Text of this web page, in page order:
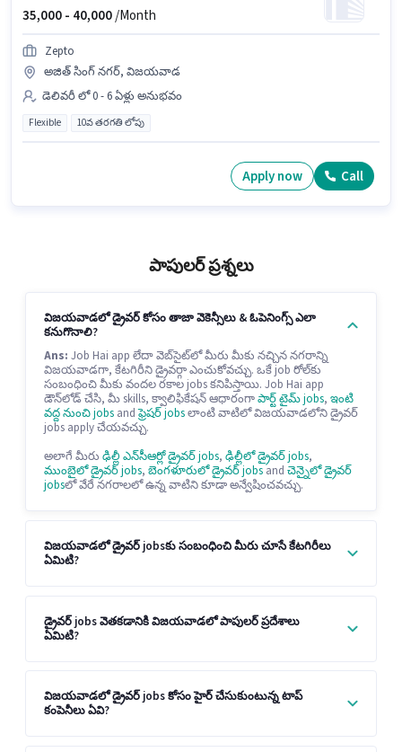
35,000 - 40,000/Month
Zepto
అజిత్ సింగ్ నగర్, విజయవాడ
డెలివరీ లో 0 - 6 ఏళ్లు అనుభవం
Flexible 10వ తరగతి లోపు
Apply now Call
పాపులర్ ప్రశ్నలు
విజయవాడలో డ్రైవర్ కోసం తాజా వెకెన్సీలు & ఓపెనింగ్స్ ఎలా
కనుగొనాలి?
Ans: Job Hai app లేదా వెబ్‌సైట్‌లో మీరు మీకు నచ్చిన నగరాన్ని
విజయవాడగా, కేటగిరీని డ్రైవర్గా ఎంచుకోవచ్చు. ఒకే job రోల్‌కు
సంబంధించి మీకు వందల రకాల jobs కనిపిస్తాయి. Job Hai app
డౌన్‌లోడ్ చేసి, మీ skills, క్వాలిఫికేషన్ ఆధారంగాపార్ట్ టైమ్ jobs, ఇంటి
వద్ద నుంచి jobs andఫ్రెషర్ jobsలాంటి వాటిలో విజయవాడలోని డ్రైవర్
jobs apply చేయవచ్చు.
అలాగే మీరు ఢిల్లీ ఎన్‌సీఆర్లో డ్రైవర్ jobs, ఢిల్లీలో డ్రైవర్ jobs,
ముంబైలో డ్రైవర్ jobs, బెంగళూరులో డ్రైవర్ jobs and చెన్నైలో డ్రైవర్
jobsలో వేరే నగరాలలో ఉన్న వాటిని కూడా అన్వేషించవచ్చు.
విజయవాడలో డ్రైవర్ jobsకు సంబంధించి మీరు చూసే కేటగిరీలు
ఏమిటి?
డ్రైవర్ jobs వెతకడానికి విజయవాడలో పాపులర్ ప్రదేశాలు
ఏమిటి?
విజయవాడలో డ్రైవర్ jobs కోసం హైర్ చేసుకుంటున్న టాప్
కంపెనీలు ఏవి?